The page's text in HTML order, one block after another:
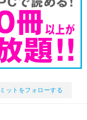
ットをフォローする